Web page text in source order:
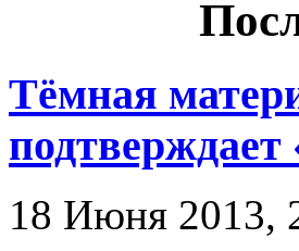
Тёмная
подтверждает
18 Июня 2013,